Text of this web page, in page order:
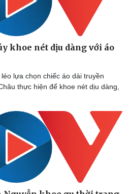
Nhà đẹp
Tình yêu - Gia đình
khoe nét dịu dàng với áo
lựa chọn chiếc áo dài truyền
thực hiện để khoe nét dịu dàng,